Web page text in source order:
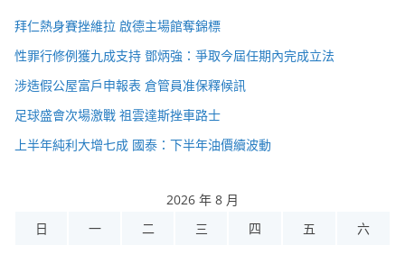
拜仁熱身賽挫維拉 啟德主場館奪錦標
性罪行修例獲九成支持 鄧炳強：爭取今屆任期內完成立法
涉造假公屋富戶申報表 倉管員准保釋候訊
足球盛會次場激戰 祖雲達斯挫車路士
上半年純利大增七成 國泰：下半年油價續波動
2026 年 8 月
日
一 二 三 四 五 六